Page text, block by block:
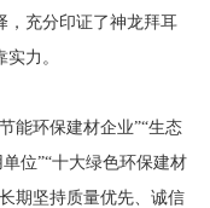
，充分印证了神龙拜耳
力。
能环保建材企业”“生态
位”“十大绿色环保建材
期坚持质量优先、诚信